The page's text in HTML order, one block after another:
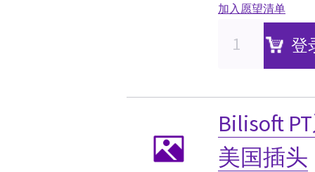
加入愿望清单
登
Bilisoft
美国插头